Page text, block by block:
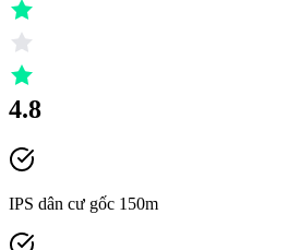
4.8
IPS dân cư gốc 150m